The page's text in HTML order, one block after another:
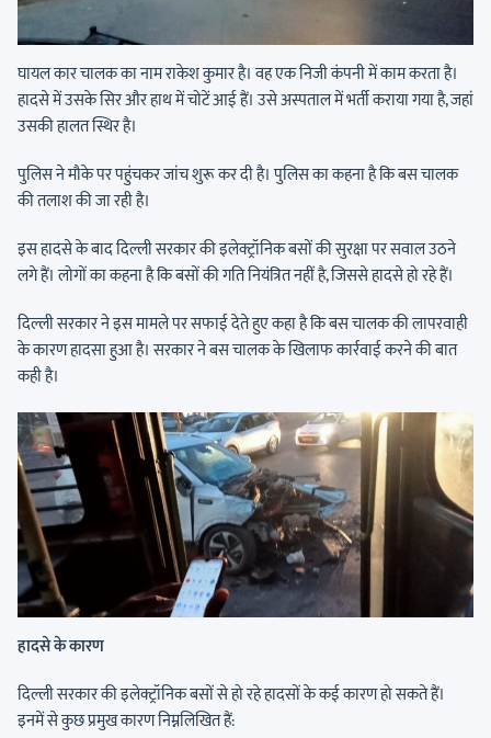
घायल कार चालक का नाम राकेश कुमार है। वह एक निजी कंपनी में काम करता है।
हादसे में उसके सिर और हाथ में चोटें आई हैं। उसे अस्पताल में भर्ती कराया गया है, जहां
उसकी हालत स्थिर है।
पुलिस ने मौके पर पहुंचकर जांच शुरू कर दी है। पुलिस का कहना है कि बस चालक
की तलाश की जा रही है।
इस हादसे के बाद दिल्ली सरकार की इलेक्ट्रॉनिक बसों की सुरक्षा पर सवाल उठने
लगे हैं। लोगों का कहना है कि बसों की गति नियंत्रित नहीं है, जिससे हादसे हो रहे हैं।
दिल्ली सरकार ने इस मामले पर सफाई देते हुए कहा है कि बस चालक की लापरवाही
के कारण हादसा हुआ है। सरकार ने बस चालक के खिलाफ कार्रवाई करने की बात
कही है।
हादसे के कारण
दिल्ली सरकार की इलेक्ट्रॉनिक बसों से हो रहे हादसों के कई कारण हो सकते हैं।
इनमें से कुछ प्रमुख कारण निम्नलिखित हैं: